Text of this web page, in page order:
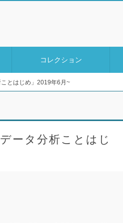
コレクション
ことはじめ」2019年6月~
ータ分析ことはじ